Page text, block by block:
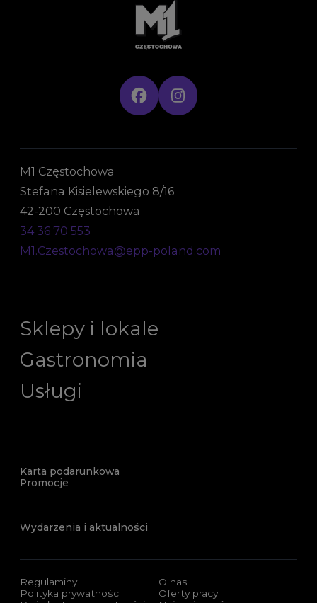
M1 Częstochowa
Stefana Kisielewskiego 8/16
42-200 Częstochowa
34 36 70 553
M1.Czestochowa@epp-poland.com
Sklepy i lokale
Gastronomia
Usługi
Karta podarunkowa
Promocje
Wydarzenia i aktualności
Regulaminy
Polityka prywatności
O nas
Oferty pracy